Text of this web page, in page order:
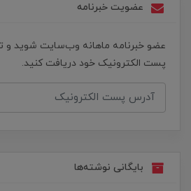
عضویت خبرنامه
عضو خبرنامه ماهانه وب‌سایت شوید و
پست الکترونیک خود دریافت کنید.
بایگانی نوشته‌ها